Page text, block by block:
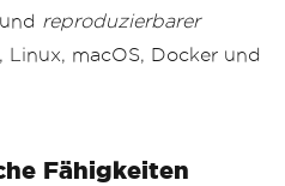
reproduzierbarer
macOS, Docker und
Fähigkeiten